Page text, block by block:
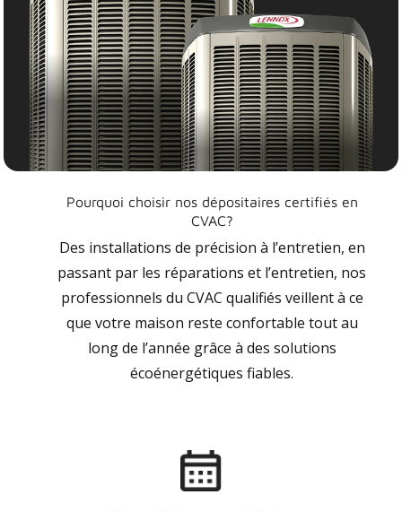
Pourquoi choisir nos dépositaires certifiés en
CVAC?
Des installations de précision à l’entretien, en
passant par les réparations et l’entretien, nos
professionnels du CVAC qualifiés veillent à ce
que votre maison reste confortable tout au
long de l’année grâce à des solutions
écoénergétiques fiables.